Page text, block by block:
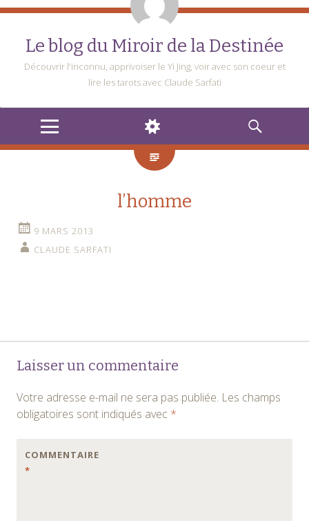
Le blog du Miroir de la Destinée
Découvrir l'inconnu, apprivoiser le Yi Jing, voir avec son coeur et
lire les tarots avec Claude Sarfati
MENU
WIDGETS
RECHERCHE
l’homme
9 MARS 2013
CLAUDE SARFATI
Navigation
des
articles
Laisser un commentaire
Votre adresse e-mail ne sera pas publiée. Les champs
obligatoires sont indiqués avec *
COMMENTAIRE
*